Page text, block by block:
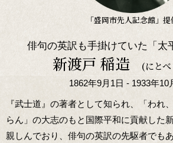
「盛岡市先人記念館」提
俳句の英訳も手掛けていた「太
新渡戸 稲造 (にと
1862年9月1日 - 1933年10
『武士道』の著者として知られ、「われ
らん」の大志のもと国際平和に貢献した
親しんでおり、俳句の英訳の先駆者でも